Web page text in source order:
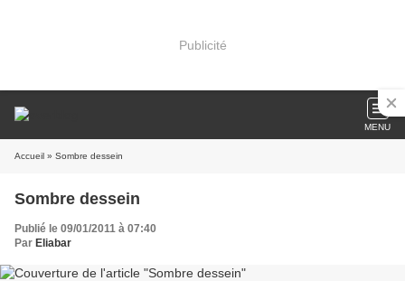
Publicité
MENU
Accueil » Sombre dessein
Sombre dessein
Publié le 09/01/2011 à 07:40
Par Eliabar